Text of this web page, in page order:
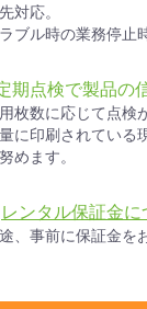
対応。
ブル時の業務停止
期点検で製品の
枚数に応じて点検
に印刷されている
めます。
レンタル保証金に
、事前に保証金を